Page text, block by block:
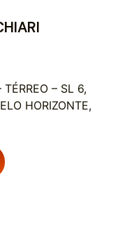
– SL 6,
HORIZONTE,